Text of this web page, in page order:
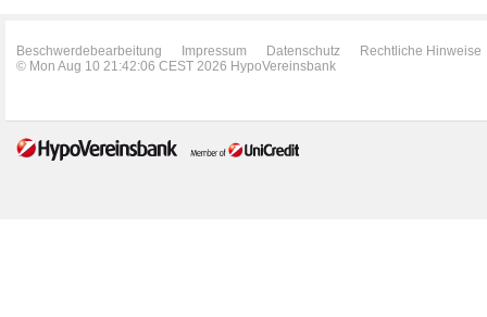
Beschwerdebearbeitung Impressum Datenschutz
Rechtliche Hinweise
© Mon Aug 10 21:42:06 CEST 2026 HypoVereinsbank